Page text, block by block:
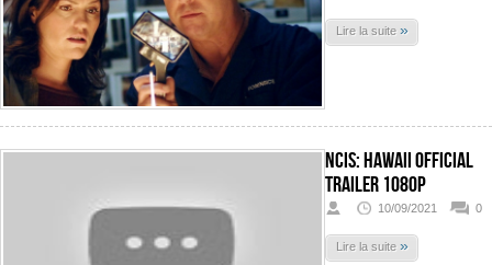
Lire la suite »
Ncis: Hawaii Official
Trailer 1080p
10/09/2021 0
Lire la suite »